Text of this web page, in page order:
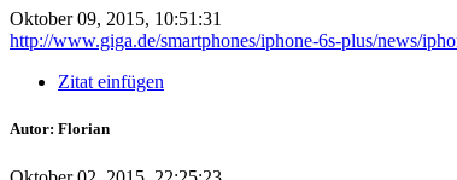
Oktober 09, 2015, 10:51:31
http://www.giga.de/smartphones/iphone-6s-plus/news/
Zitat einfügen
Autor: Florian